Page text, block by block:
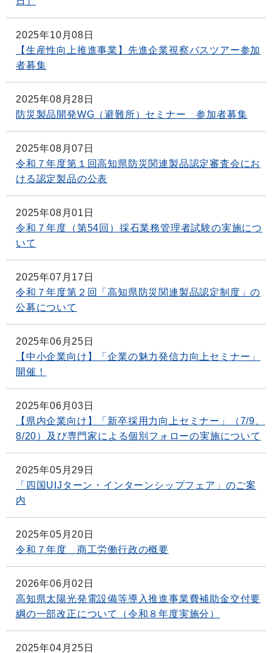
2025年10月08日
【生産性向上推進事業】先進企業視察バスツアー参加
者募集
2025年08月28日
防災製品開発WG（避難所）セミナー 参加者募集
2025年08月07日
令和７年度第１回高知県防災関連製品認定審査会にお
ける認定製品の公表
2025年08月01日
令和７年度（第54回）採石業務管理者試験の実施につ
いて
2025年07月17日
令和７年度第２回「高知県防災関連製品認定制度」の
公募について
2025年06月25日
【中小企業向け】「企業の魅力発信力向上セミナー」
開催！
2025年06月03日
【県内企業向け】「新卒採用力向上セミナー」（7/9、
8/20）及び専門家による個別フォローの実施について
2025年05月29日
「四国UIJターン・インターンシップフェア」のご案
内
2025年05月20日
令和７年度 商工労働行政の概要
2026年06月02日
高知県太陽光発電設備等導入推進事業費補助金交付要
綱の一部改正について（令和８年度実施分）
2025年04月25日